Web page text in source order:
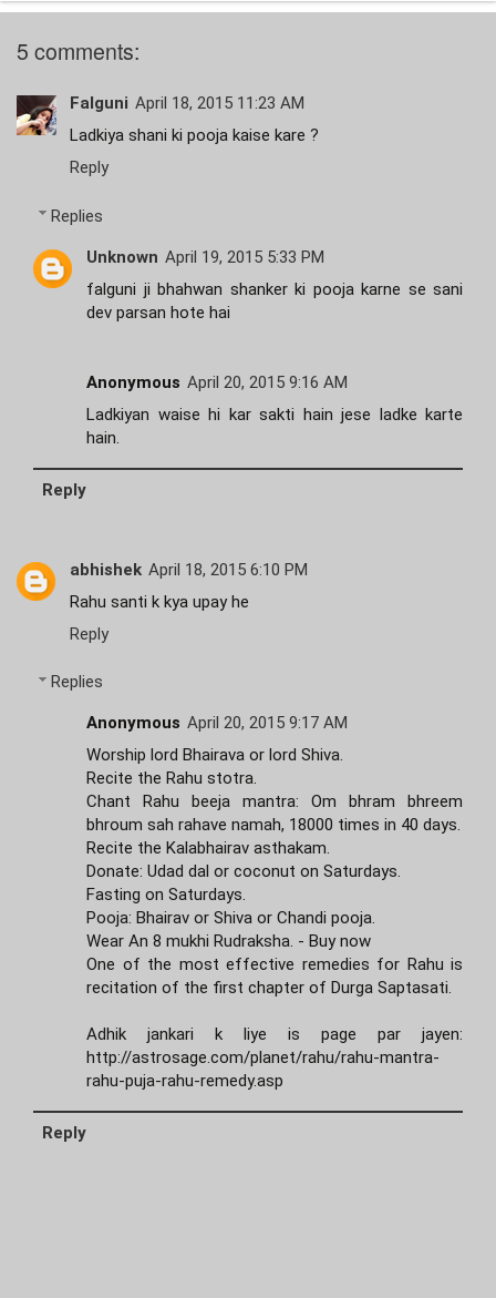
5 comments:
Falguni April 18, 2015 11:23 AM
Ladkiya shani ki pooja kaise kare ?
Reply
Replies
Unknown April 19, 2015 5:33 PM
falguni ji bhahwan shanker ki pooja karne se sani
dev parsan hote hai
Anonymous April 20, 2015 9:16 AM
Ladkiyan waise hi kar sakti hain jese ladke karte
hain.
Reply
abhishek April 18, 2015 6:10 PM
Rahu santi k kya upay he
Reply
Replies
Anonymous April 20, 2015 9:17 AM
Worship lord Bhairava or lord Shiva.
Recite the Rahu stotra.
Chant Rahu beeja mantra: Om bhram bhreem
bhroum sah rahave namah, 18000 times in 40 days.
Recite the Kalabhairav asthakam.
Donate: Udad dal or coconut on Saturdays.
Fasting on Saturdays.
Pooja: Bhairav or Shiva or Chandi pooja.
Wear An 8 mukhi Rudraksha. - Buy now
One of the most effective remedies for Rahu is
recitation of the first chapter of Durga Saptasati.
Adhik jankari k liye is page par jayen:
http://astrosage.com/planet/rahu/rahu-mantra-
rahu-puja-rahu-remedy.asp
Reply